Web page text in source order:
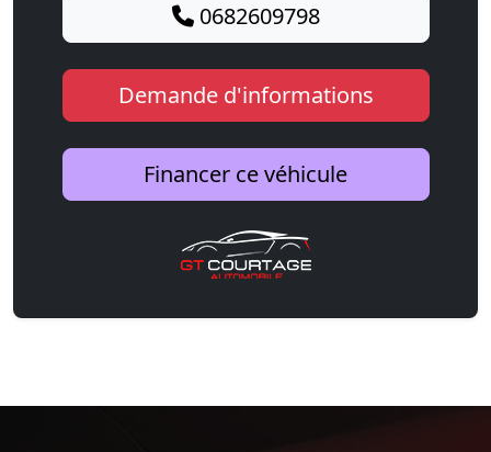
0682609798
Demande d'informations
Financer ce véhicule